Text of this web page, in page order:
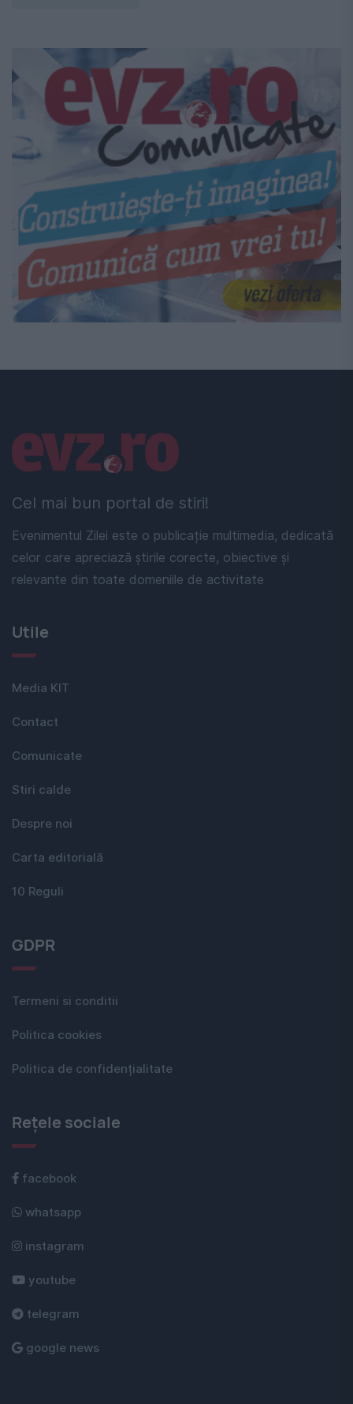
Cel mai bun portal de stiri!
Evenimentul Zilei este o publicație multimedia, dedicată
celor care apreciază știrile corecte, obiective și
relevante din toate domeniile de activitate
Linkuri utile
Utile
Media KIT
Contact
Comunicate
Stiri calde
Despre noi
Carta editorială
10 Reguli
GDPR
Termeni si conditii
Politica cookies
Politica de confidențialitate
Rețele sociale
facebook
whatsapp
instagram
youtube
telegram
google news